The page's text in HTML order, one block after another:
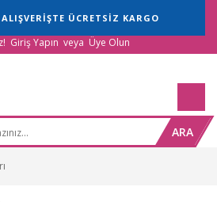
ÜCRETSİZ KARGO
Giriş Yapın veya Üye Olun
ARA